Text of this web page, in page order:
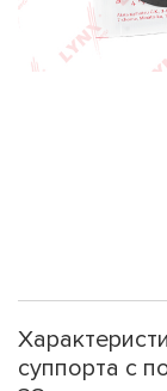
суппорта с